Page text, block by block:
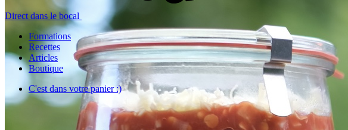
Direct dans le bocal
Formations
Recettes
Articles
Boutique
C'est dans votre panier :)